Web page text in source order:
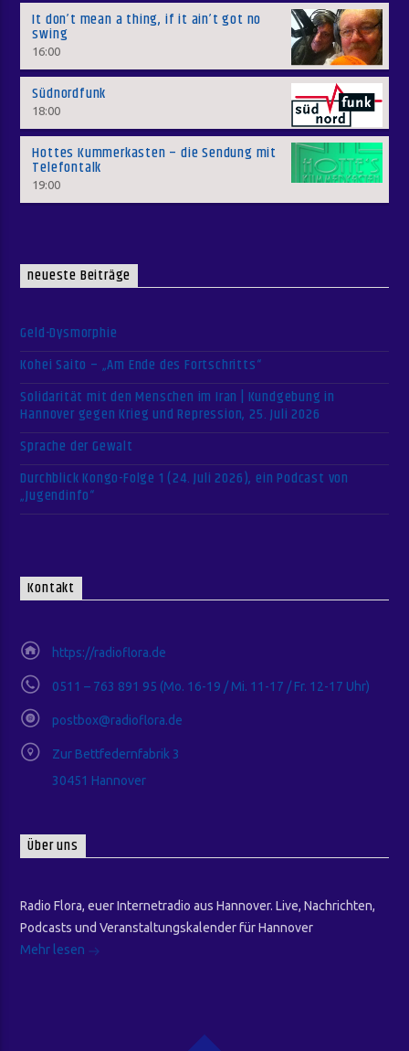
It don’t mean a thing, if it ain’t got no
swing
16:00
Südnordfunk
18:00
Hottes Kummerkasten – die Sendung mit
Telefontalk
19:00
neueste Beiträge
Geld-Dysmorphie
Kohei Saito – „Am Ende des Fortschritts“
Solidarität mit den Menschen im Iran | Kundgebung in
Hannover gegen Krieg und Repression, 25. Juli 2026
Sprache der Gewalt
Durchblick Kongo-Folge 1 (24. Juli 2026), ein Podcast von
„Jugendinfo“
Kontakt
https://radioflora.de
0511 – 763 891 95 (Mo. 16-19 / Mi. 11-17 / Fr. 12-17 Uhr)
postbox@radioflora.de
Zur Bettfedernfabrik 3
30451 Hannover
Über uns
Radio Flora, euer Internetradio aus Hannover. Live, Nachrichten,
Podcasts und Veranstaltungskalender für Hannover
Mehr lesen